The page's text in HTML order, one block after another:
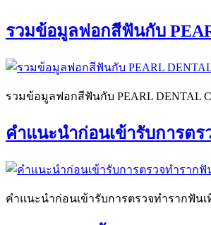
รวมข้อมูลฟอกสีฟันกับ
รวมข้อมูลฟอกสีฟันกับ PEARL DENTAL
คำแนะนำก่อนเข้ารับการตร
คำแนะนำก่อนเข้ารับการตรวจทำรากฟันเ